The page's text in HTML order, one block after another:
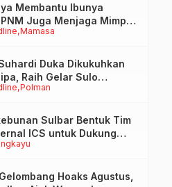
Mamasa
Membantu Ibunya
Juga Menjaga Mimpi
Menggapai Cita-Cita
Polman
Duka Dikukuhkan
Raih Gelar Sulo
Sulbar Bentuk Tim
ICS untuk Dukung
Pekebun di
Hoaks Agustus,